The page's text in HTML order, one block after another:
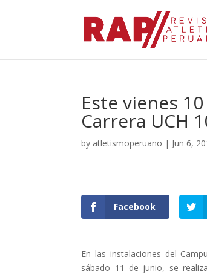
Este vienes
Carrera UCH
by atletismoperuano | Jun 6,
Facebook
En las instalaciones del
sábado 11 de junio, se